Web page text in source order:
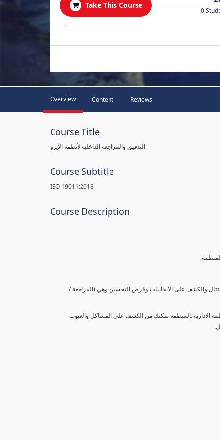
Take This Course
0
.
Overview Content Reviews
Course Title
التدقيق والمراجعة الداخلية لأنظمة الأيزو
Course Subtitle
ISO 19011:2018
Course Description
والكشف على الايجابيات وفرص التحسين وهي (المراجعة /
الادارية بالمنظمة تمكنك من الكشف على المشاكل والعيوب